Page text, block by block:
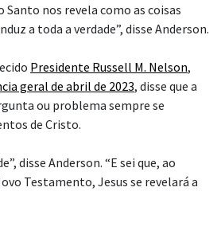
nos revela como as coisas
a toda a verdade”, disse Anderson.
Presidente Russell M. Nelson,
geral de abril de 2023, disse que a
ou problema sempre se
de Cristo.
disse Anderson. “E sei que, ao
Testamento, Jesus se revelará a